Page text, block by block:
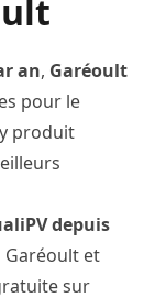
an, Garéoult
pour le
produit
depuis
Garéoult et
sur